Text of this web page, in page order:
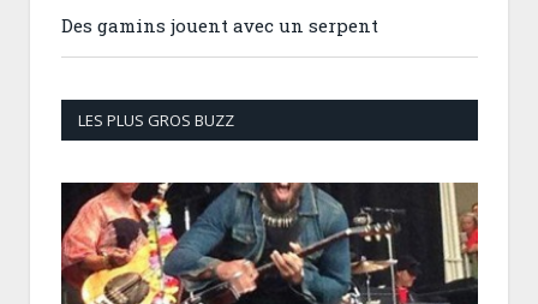
Des gamins jouent avec un serpent
LES PLUS GROS BUZZ